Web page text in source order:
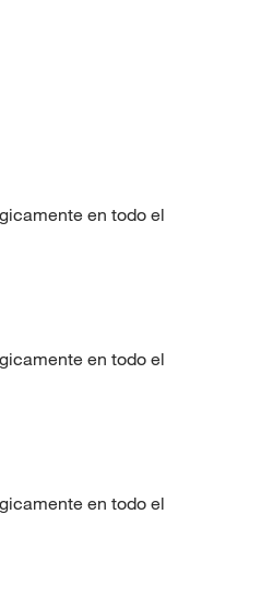
en todo el
en todo el
en todo el